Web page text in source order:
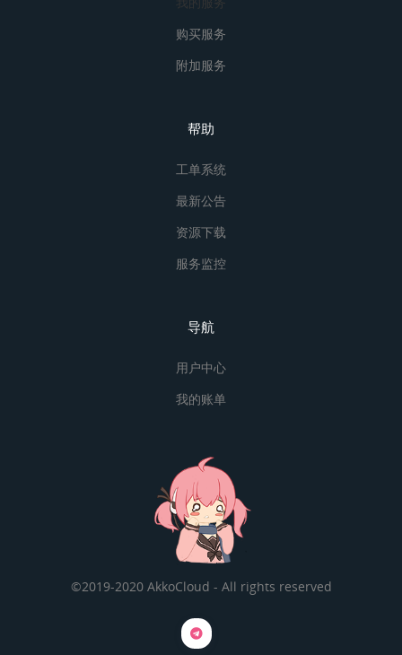
购买服务
附加服务
帮助
工单系统
最新公告
资源下载
服务监控
导航
用户中心
我的账单
©2019-2020 AkkoCloud - All rights reserved